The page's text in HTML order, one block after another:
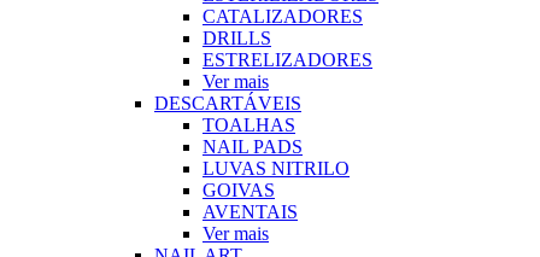
CATALIZADORES
DRILLS
ESTRELIZADORES
Ver mais
DESCARTÁVEIS
TOALHAS
NAIL PADS
LUVAS NITRILO
GOIVAS
AVENTAIS
Ver mais